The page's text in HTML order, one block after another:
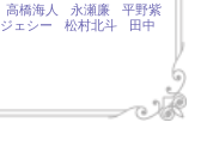
高橋海人 永瀬廉
平野紫
ジェシー 松村北斗
田中